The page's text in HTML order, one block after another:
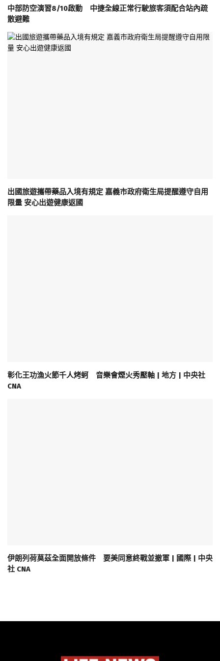
中部防空演習8/10啟動 中捷全線正常行駛旅客須配合站內疏
散避難
出國旅遊攜帶藥品入境有規定 嘉義市政府衛生局提醒遵守自用
限量 安心出遊健康返國
彰化王功漁火節千人烤蚵 音樂會煙火秀壓軸 | 地方 | 中央社
CNA
伊朗列荷莫茲全面開放條件 要美同意終戰並撤軍 | 國際 | 中央
社 CNA